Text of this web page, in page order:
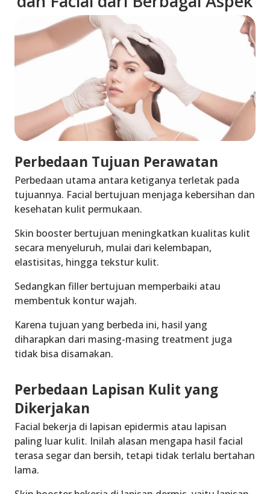
Perbedaan Tujuan Perawatan
Perbedaan utama antara ketiganya terletak pada
tujuannya. Facial bertujuan menjaga kebersihan dan
kesehatan kulit permukaan.
Skin booster bertujuan meningkatkan kualitas kulit
secara menyeluruh, mulai dari kelembapan,
elastisitas, hingga tekstur kulit.
Sedangkan filler bertujuan memperbaiki atau
membentuk kontur wajah.
Karena tujuan yang berbeda ini, hasil yang
diharapkan dari masing-masing treatment juga
tidak bisa disamakan.
Perbedaan Lapisan Kulit yang
Dikerjakan
Facial bekerja di lapisan epidermis atau lapisan
paling luar kulit. Inilah alasan mengapa hasil facial
terasa segar dan bersih, tetapi tidak terlalu bertahan
lama.